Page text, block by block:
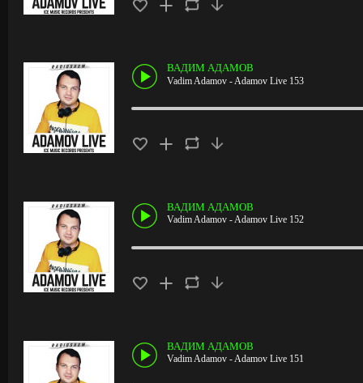
ВАДИМ АДАМОВ
Vadim Adamov - Adamov Live 153
ВАДИМ АДАМОВ
Vadim Adamov - Adamov Live 152
ВАДИМ АДАМОВ
Vadim Adamov - Adamov Live 151